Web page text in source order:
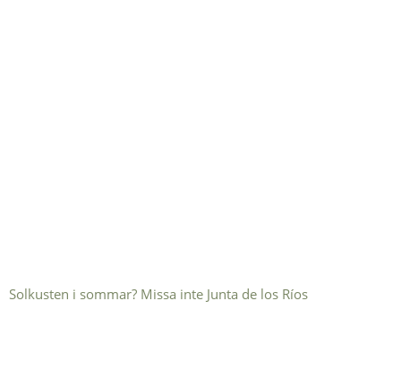
Solkusten i sommar? Missa inte Junta de los Ríos